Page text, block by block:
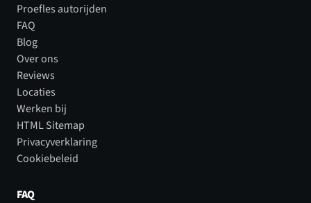
Proefles autorijden
FAQ
Blog
Over ons
Reviews
Locaties
Werken bij
HTML Sitemap
Privacyverklaring
Cookiebeleid
FAQ